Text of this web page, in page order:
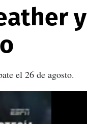
y
el 26 de agosto.